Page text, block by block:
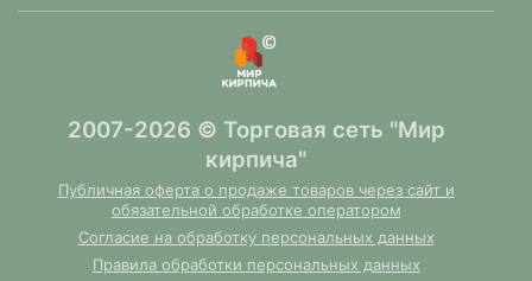
2007-2026 © Торговая сеть "Мир
кирпича"
Публичная оферта о продаже товаров через сайт и
обязательной обработке оператором
Согласие на обработку персональных данных
Правила обработки персональных данных